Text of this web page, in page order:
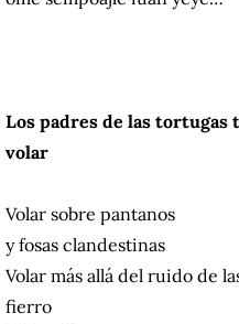
Los padres de las tortugas
volar
Volar sobre pantanos
y fosas clandestinas
Volar más allá del ruido de
fierro